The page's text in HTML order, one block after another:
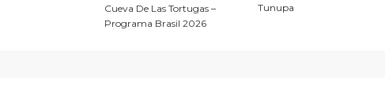
Cueva De Las Tortugas –
Programa Brasil 2026
Tunupa